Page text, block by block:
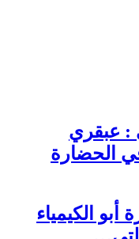
: عبقري
الحضارة
الكيمياء